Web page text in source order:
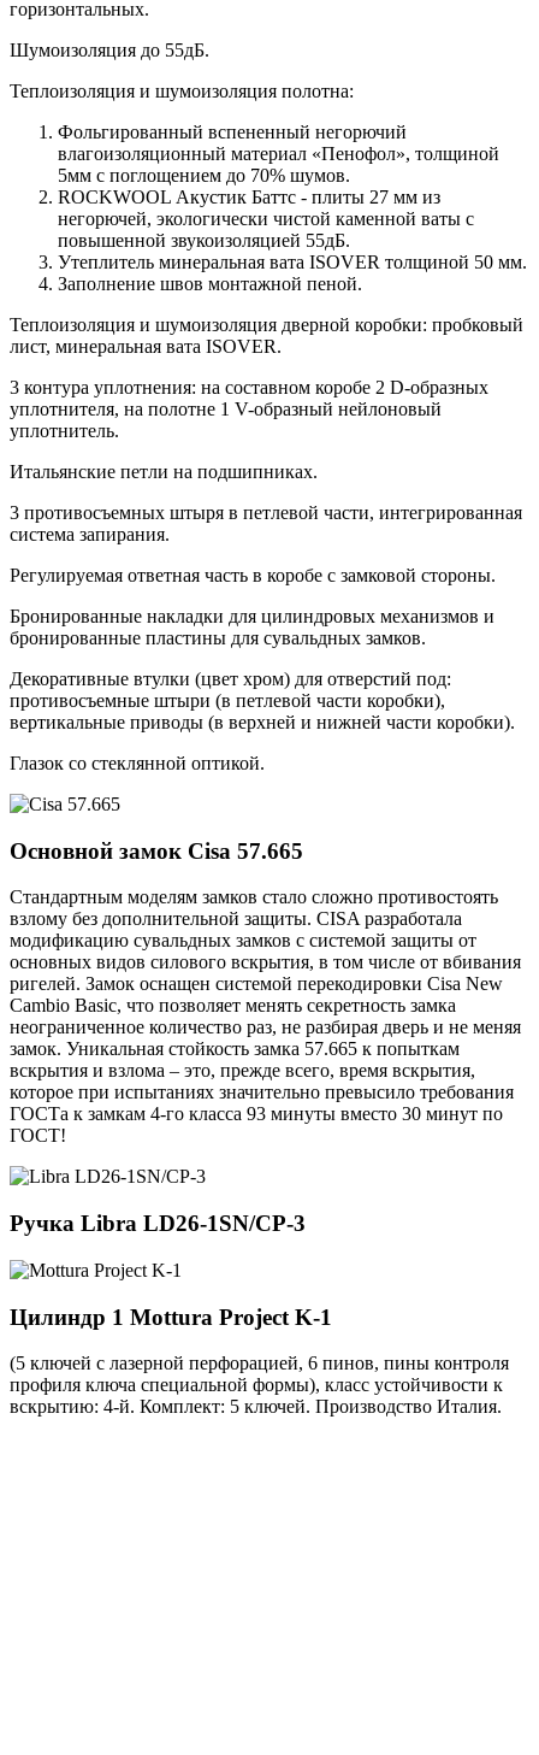
горизонтальных.
Шумоизоляция до 55дБ.
Теплоизоляция и шумоизоляция полотна:
Фольгированный вспененный негорючий
влагоизоляционный материал «Пенофол», толщиной
5мм с поглощением до 70% шумов.
ROCKWOOL Акустик Баттс - плиты 27 мм из
негорючей, экологически чистой каменной ваты с
повышенной звукоизоляцией 55дБ.
Утеплитель минеральная вата ISOVER толщиной 50 мм.
Заполнение швов монтажной пеной.
Теплоизоляция и шумоизоляция дверной коробки: пробковый
лист, минеральная вата ISOVER.
3 контура уплотнения: на составном коробе 2 D-образных
уплотнителя, на полотне 1 V-образный нейлоновый
уплотнитель.
Итальянские петли на подшипниках.
3 противосъемных штыря в петлевой части, интегрированная
система запирания.
Регулируемая ответная часть в коробе с замковой стороны.
Бронированные накладки для цилиндровых механизмов и
бронированные пластины для сувальдных замков.
Декоративные втулки (цвет хром) для отверстий под:
противосъемные штыри (в петлевой части коробки),
вертикальные приводы (в верхней и нижней части коробки).
Глазок со стеклянной оптикой.
Основной замок Cisa 57.665
Стандартным моделям замков стало сложно противостоять
взлому без дополнительной защиты. CISA разработала
модификацию сувальдных замков с системой защиты от
основных видов силового вскрытия, в том числе от вбивания
ригелей. Замок оснащен системой перекодировки Cisa New
Cambio Basic, что позволяет менять секретность замка
неограниченное количество раз, не разбирая дверь и не меняя
замок. Уникальная стойкость замка 57.665 к попыткам
вскрытия и взлома – это, прежде всего, время вскрытия,
которое при испытаниях значительно превысило требования
ГОСТа к замкам 4-го класса 93 минуты вместо 30 минут по
ГОСТ!
Ручка Libra LD26-1SN/CP-3
Цилиндр 1 Mottura Project K-1
(5 ключей с лазерной перфорацией, 6 пинов, пины контроля
профиля ключа специальной формы), класс устойчивости к
вскрытию: 4-й. Комплект: 5 ключей. Производство Италия.